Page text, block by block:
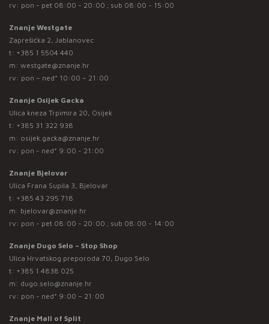
rv: pon - pet 08:00 - 20:00 ; sub 08:00 - 15:00
Znanje Westgate
Zaprešićka 2, Jablanovec
t: +385 1 5504 440
m: westgate@znanje.hr
rv: pon – ned* 10:00 – 21:00
Znanje Osijek Gacka
Ulica kneza Trpimira 20, Osijek
t: +385 31 322 938
m: osijek.gacka@znanje.hr
rv: pon - ned* 9:00 - 21:00
Znanje Bjelovar
Ulica Frana Supila 3, Bjelovar
t: +385 43 295 718
m: bjelovar@znanje.hr
rv: pon - pet 08:00 - 20:00 ; sub 08:00 - 14:00
Znanje Dugo Selo – Stop Shop
Ulica Hrvatskog preporoda 70, Dugo Selo
t: +385 1 4838 025
m: dugo.selo@znanje.hr
rv: pon - ned* 9:00 – 21:00
Znanje Mall of Split